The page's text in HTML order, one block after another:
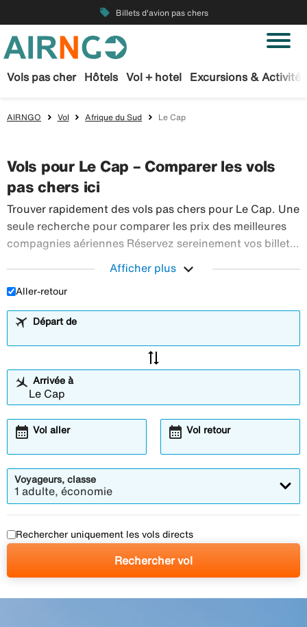
local_offer Billets d'avion pas chers
Vols pas cher Hôtels Vol + hotel Excursions & Activités
AIRNGO Vol Afrique du Sud Le Cap
Vols pour Le Cap – Comparer les vols
pas chers ici
Trouver rapidement des vols pas chers pour Le Cap. Une
seule recherche pour comparer les prix des meilleures
compagnies aériennes Réservez sereinement vos billets
voyages en avion à destination du monde entier.
Afficher plus expand_more
Aller-retour
Départ de
sync_alt
Arrivée à
Vol aller
calendar_month Vol retour
calendar_month
Voyageurs, classe
1 adulte, économie
Rechercher uniquement les vols directs
Rechercher vol